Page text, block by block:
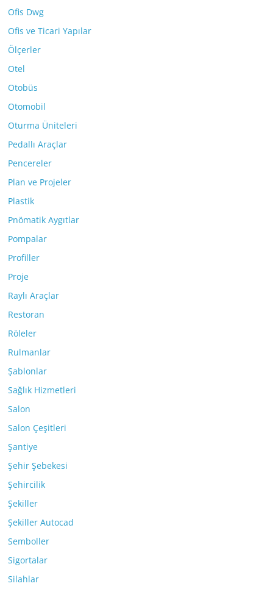
Ofis Dwg
Ofis ve Ticari Yapılar
Ölçerler
Otel
Otobüs
Otomobil
Oturma Üniteleri
Pedallı Araçlar
Pencereler
Plan ve Projeler
Plastik
Pnömatik Aygıtlar
Pompalar
Profiller
Proje
Raylı Araçlar
Restoran
Röleler
Rulmanlar
Şablonlar
Sağlık Hizmetleri
Salon
Salon Çeşitleri
Şantiye
Şehir Şebekesi
Şehircilik
Şekiller
Şekiller Autocad
Semboller
Sigortalar
Silahlar